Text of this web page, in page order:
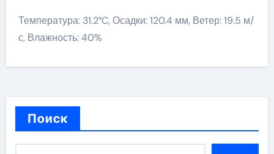
Температура: 31.2°C, Осадки: 120.4 мм, Ветер: 19.5 м/
с, Влажность: 40%
Поиск